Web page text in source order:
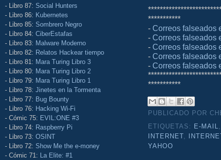
- Libro 87: Social Hunters
- Libro 86: Kubernetes
- Libro 85: Sombrero Negro
- Libro 84: CiberEstafas
- Libro 83: Malware Moderno
- Libro 82: Relatos Hackear tiempo
- Libro 81: Mara Turing Libro 3
- Libro 80: Mara Turing Libro 2
- Libro 79: Mara Turing Libro 1
- Libro 78: Jinetes en la Tormenta
- Libro 77: Bug Bounty
- Libro 76: Hacking Wi-Fi
- Cómic 75: EVIL:ONE #3
- Libro 74: Raspberry Pi
- Libro 73: OSINT
- Libro 72: Show Me the e-money
- Cómic 71: La Elite: #1
***********
- Correos falseados
- Correos falseados
- Correos falseados
- Correos falseados
- Correos falseados
***********
PUBLICADO POR
ETIQUETAS:
E-MAIL
INTERNET ,
YAHOO